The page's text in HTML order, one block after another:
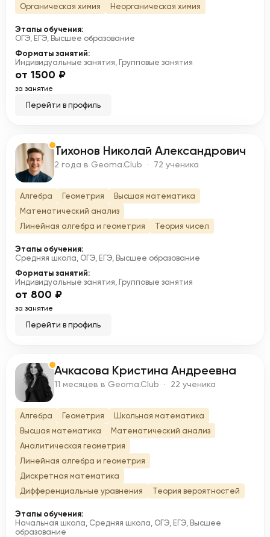
Органическая химия
Неорганическая химия
Этапы обучения:
ОГЭ, ЕГЭ, Высшее образование
Форматы занятий:
Индивидуальные занятия, Групповые занятия
от 1500 ₽
за занятие
Перейти в профиль
Т Тихонов Николай Александрович
2 года в Geoma.Club · 72 ученика
Алгебра Геометрия
Высшая математика
Математический анализ
Линейная алгебра и геометрия
Теория чисел
Этапы обучения:
Средняя школа, ОГЭ, ЕГЭ, Высшее образование
Форматы занятий:
Индивидуальные занятия, Групповые занятия
от 800 ₽
за занятие
Перейти в профиль
А Ачкасова Кристина Андреевна
11 месяцев в Geoma.Club · 22 ученика
Алгебра Геометрия
Школьная математика
Высшая математика
Математический анализ
Аналитическая геометрия
Линейная алгебра и геометрия
Дискретная математика
Дифференциальные уравнения
Теория вероятностей
Этапы обучения:
Начальная школа, Средняя школа, ОГЭ, ЕГЭ, Высшее
образование